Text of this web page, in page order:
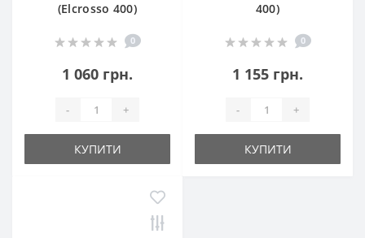
(Elcrosso 400)
0
1 060 грн.
- +
КУПИТИ
400)
0
1 155 грн.
- +
КУПИТИ